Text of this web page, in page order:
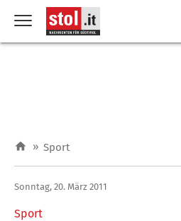
» Sport
Sport
Sonntag, 20. März 2011